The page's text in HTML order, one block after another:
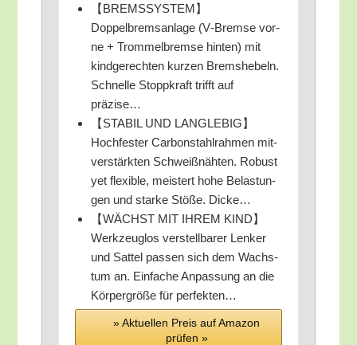
【BREMSSYSTEM】
Doppelbremsanlage (V‑Bremse vor­
ne + Trom­mel­brem­se hin­ten) mit
kind­ge­rech­ten kur­zen Brems­he­beln.
Schnel­le Stopp­kraft trifft auf
präzise…
【STABIL UND LANGLEBIG】
Hochfester Car­bon­stahl­rah­men mit­
ver­stärk­ten Schweiß­näh­ten. Robust
yet fle­xi­ble, meis­tert hohe Belas­tun­
gen und star­ke Stö­ße. Dicke…
【WÄCHST MIT IHREM KIND】
Werkzeuglos ver­stell­ba­rer Len­ker
und Sat­tel pas­sen sich dem Wachs­
tum an. Ein­fa­che Anpas­sung an die
Kör­per­grö­ße für perfekten…
» Aktu­el­len Preis auf Ama­zon
prü­fen »